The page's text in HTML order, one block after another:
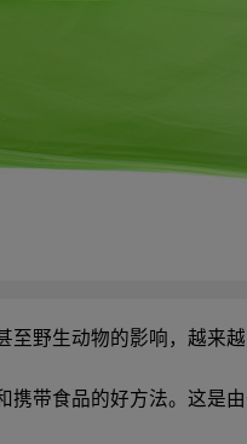
野生动物的影响，越来
带食品的好方法。这是